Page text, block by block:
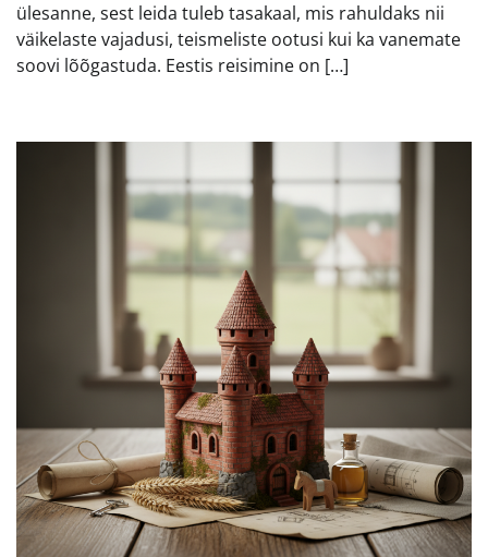
ülesanne, sest leida tuleb tasakaal, mis rahuldaks nii
väikelaste vajadusi, teismeliste ootusi kui ka vanemate
soovi lõõgastuda. Eestis reisimine on […]